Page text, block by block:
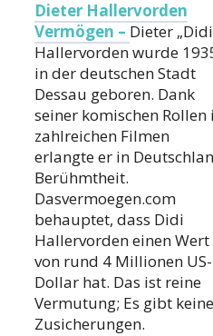
Dieter Hallervorden
Vermögen – Dieter
Hallervorden wurde
in der deutschen Stadt
Dessau geboren. Dank
seiner komischen Rollen
zahlreichen Filmen
erlangte er in
Berühmtheit.
Dasvermoegen.com
behauptet, dass Didi
Hallervorden einen Wert
von rund 4 Millionen US-
Dollar hat. Das ist reine
Vermutung; Es gibt keine
Zusicherungen.